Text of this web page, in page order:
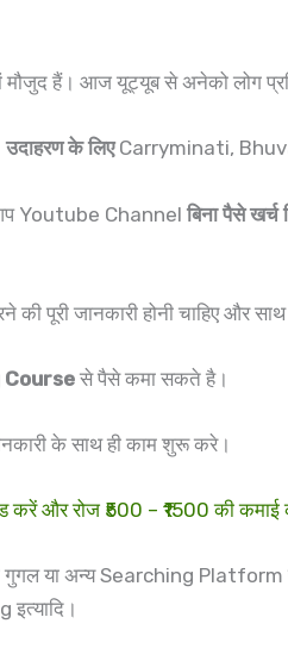
मौजुद हैं। आज यूट्यूब से अनेको लोग
उदाहरण के लिएCarryminati,
Youtube Channel बिना पैसे
जानकारी होनी चाहिए और साथ
Course से पैसे कमा सकते है।
के साथ ही काम शुरू करे।
और रोज ₹500 – ₹1500 की कमाई
जो गुगल या अन्य Searching